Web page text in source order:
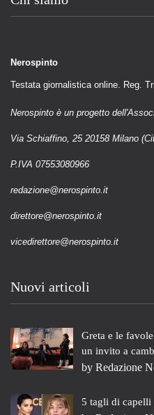
Nerospinto
Testata giornalistica online. Reg.
Nerospinto è un progetto
Via Schiaffino, 25 20158 Milano
P.IVA 07553080966
redazione@nerospinto.it
direttore@nerospinto.it
vicedirettore@nerospinto.it
Nuovi articoli
Greta e le
un invito a
by Redazione
5 tagli di capelli